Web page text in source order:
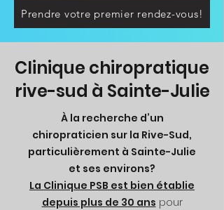
Prendre votre premier rendez-vous!
Clinique chiropratique
rive-sud à Sainte-Julie
À la recherche d’un
chiropraticien sur la Rive-Sud,
particulièrement à Sainte-Julie
et ses environs?
La Clinique PSB est bien établie
depuis plus de 30 ans pour